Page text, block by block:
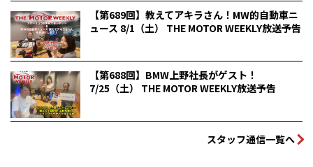
【第689回】教えてアキラさん！MW的自動車ニ
ュース 8/1（土） THE MOTOR WEEKLY放送予告
【第688回】BMW上野社長がゲスト！
7/25（土） THE MOTOR WEEKLY放送予告
スタッフ通信一覧へ